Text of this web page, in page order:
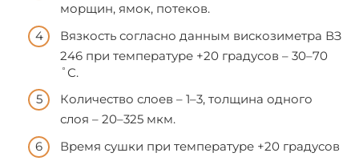
морщин, ямок, потеков.
Вязкость согласно данным вискозиметра ВЗ
246 при температуре +20 градусов – 30–70
˚С.
Количество слоев – 1–3, толщина одного
слоя – 20–325 мкм.
Время сушки при температуре +20 градусов